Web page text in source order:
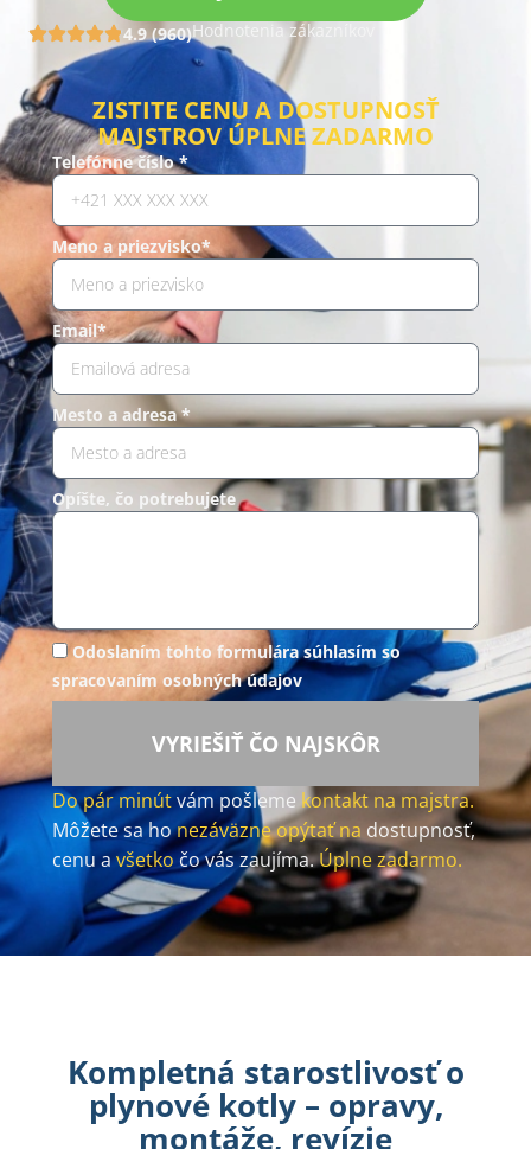
4.9 (960)Hodnotenia zákazníkov
ZISTITE CENU A DOSTUPNOSŤ
MAJSTROV ÚPLNE ZADARMO
Telefónne číslo *
Meno a priezvisko*
Email*
Mesto a adresa *
Opíšte, čo potrebujete
Odoslaním tohto formulára súhlasím so
spracovaním osobných údajov
VYRIEŠIŤ ČO NAJSKÔR
Do pár minútvám pošleme kontakt na majstra.
Môžete sa honezáväzne opýtať na dostupnosť,
cenu avšetkočo vás zaujíma.Úplne zadarmo.
Kompletná starostlivosť o
plynové kotly – opravy,
montáže, revízie